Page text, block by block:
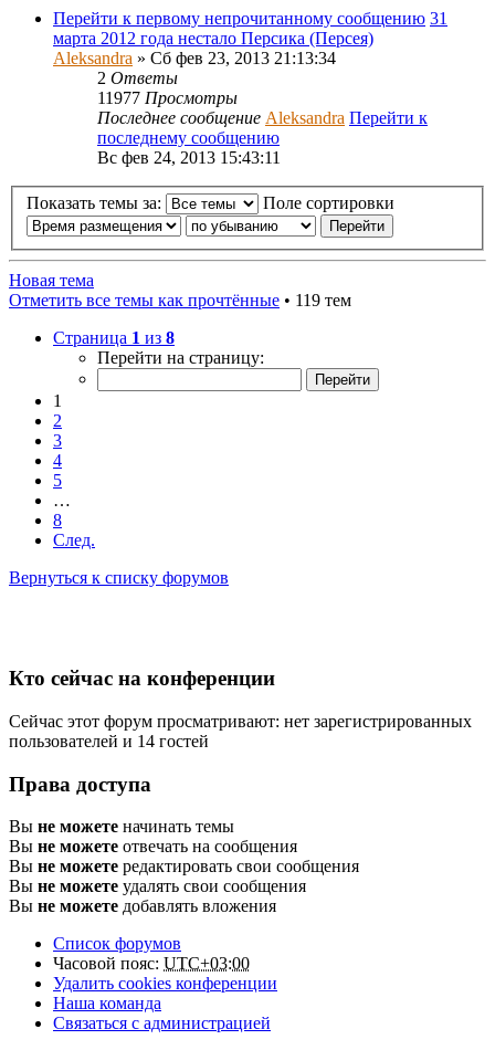
Перейти к первому непрочитанному сообщению 31
марта 2012 года нестало Персика (Персея)
Aleksandra » Сб фев 23, 2013 21:13:34
2 Ответы
11977 Просмотры
Последнее сообщение Aleksandra Перейти к
последнему сообщению
Вс фев 24, 2013 15:43:11
Показать темы за: Поле сортировки
Новая тема
Отметить все темы как прочтённые • 119 тем
Страница 1 из 8
Перейти на страницу:
1
2
3
4
5
…
8
След.
Вернуться к списку форумов
Кто сейчас на конференции
Сейчас этот форум просматривают: нет зарегистрированных
пользователей и 14 гостей
Права доступа
Вы не можете начинать темы
Вы не можете отвечать на сообщения
Вы не можете редактировать свои сообщения
Вы не можете удалять свои сообщения
Вы не можете добавлять вложения
Список форумов
Часовой пояс: UTC+03:00
Удалить cookies конференции
Наша команда
Связаться с администрацией